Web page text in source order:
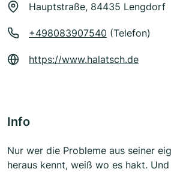
Hauptstraße, 84435 Lengdorf
+498083907540 (Telefon)
https://www.halatsch.de
Info
Nur wer die Probleme aus seiner
heraus kennt, weiß wo es hakt.